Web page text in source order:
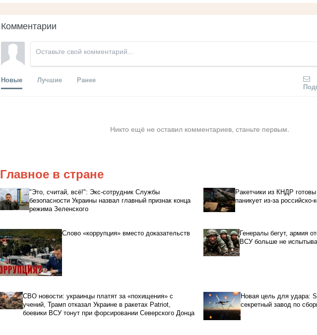
Комментарии
Новые Лучшие Ранее
Никто ещё не оставил комментариев, станьте первым.
Главное в стране
"Это, считай, всё!": Экс-сотрудник Службы
безопасности Украины назвал главный признак конца
режима Зеленского
Ракетчики из КНДР
паникует из-за российско-
Слово «коррупция» вместо доказательств
Генералы бегут, армия
ВСУ больше не
СВО новости: украинцы платят за «похищения» с
учений, Трамп отказал Украине в ракетах Patriot,
боевики ВСУ тонут при форсировании Северского Донца
Новая цель для удара:
секретный завод по